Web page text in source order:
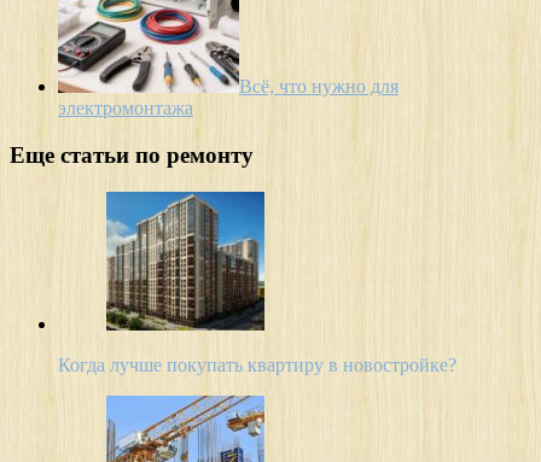
Всё, что нужно для
электромонтажа
Еще статьи по ремонту
Когда лучше покупать квартиру в новостройке?